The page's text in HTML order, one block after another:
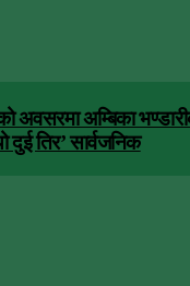
अवसरमा अम्बिका
दुई तिर’ सार्वजनिक